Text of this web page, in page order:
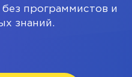
программистов и
знаний.